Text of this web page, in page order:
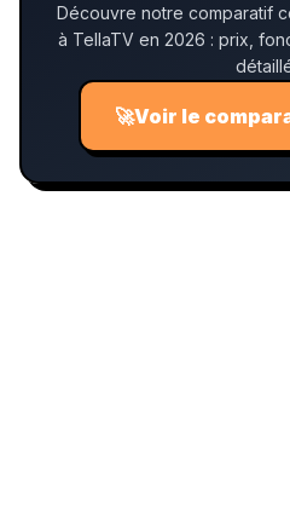
Découvre notre comparatif
à TellaTV en 2026 : prix,
🚀Voir le